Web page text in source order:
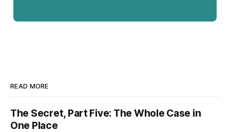
READ MORE
The Secret, Part Five: The Whole Case in
One Place